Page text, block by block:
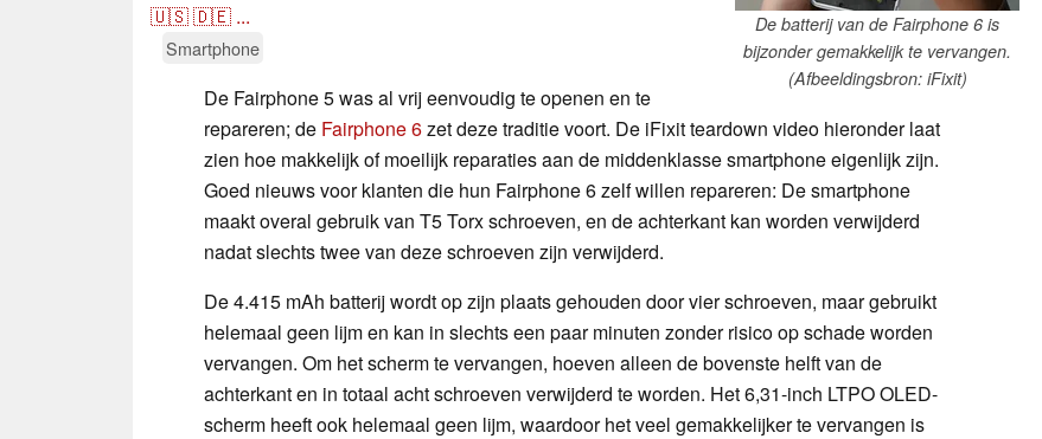
De batterij van de Fairphone 6 is
bijzonder gemakkelijk te vervangen.
(Afbeeldingsbron: iFixit)
🇺🇸🇩🇪 ...
Smartphone
De Fairphone 5 was al vrij eenvoudig te openen en te
repareren; de Fairphone 6zet deze traditie voort. De iFixit teardown video hieronder laat
zien hoe makkelijk of moeilijk reparaties aan de middenklasse smartphone eigenlijk zijn.
Goed nieuws voor klanten die hun Fairphone 6 zelf willen repareren: De smartphone
maakt overal gebruik van T5 Torx schroeven, en de achterkant kan worden verwijderd
nadat slechts twee van deze schroeven zijn verwijderd.
De 4.415 mAh batterij wordt op zijn plaats gehouden door vier schroeven, maar gebruikt
helemaal geen lijm en kan in slechts een paar minuten zonder risico op schade worden
vervangen. Om het scherm te vervangen, hoeven alleen de bovenste helft van de
achterkant en in totaal acht schroeven verwijderd te worden. Het 6,31-inch LTPO OLED-
scherm heeft ook helemaal geen lijm, waardoor het veel gemakkelijker te vervangen is